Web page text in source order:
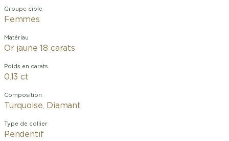
Groupe cible
Femmes
Matériau
Or jaune 18 carats
Poids en carats
0.13 ct
Composition
Turquoise, Diamant
Type de collier
Pendentif